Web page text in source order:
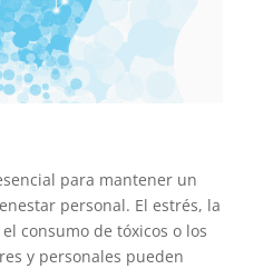
para mantener un
personal. El estrés, la
consumo de tóxicos o los
y personales pueden